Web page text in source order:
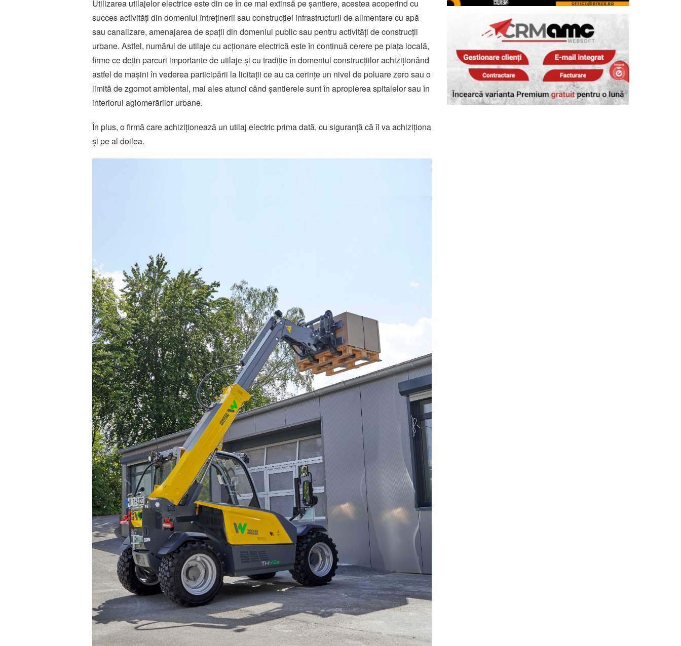
Utilizarea utilajelor electrice este din ce în ce mai extinsă pe șantiere, acestea acoperind cu
succes activități din domeniul întreținerii sau construcției infrastructurii de alimentare cu apă
sau canalizare, amenajarea de spații din domeniul public sau pentru activități de construcții
urbane. Astfel, numărul de utilaje cu acționare electrică este în continuă cerere pe piața locală,
firme ce dețin parcuri importante de utilaje și cu tradiție în domeniul construcțiilor achiziționând
astfel de mașini în vederea participării la licitații ce au ca cerințe un nivel de poluare zero sau o
limită de zgomot ambiental, mai ales atunci când șantierele sunt în apropierea spitalelor sau în
interiorul aglomerărilor urbane.
În plus, o firmă care achiziționează un utilaj electric prima dată, cu siguranță că îl va achiziționa
și pe al doilea.